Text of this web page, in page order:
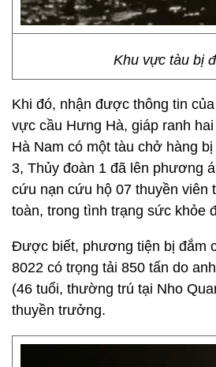
Khu vực tàu bị
Khi đó, nhận được thông tin
vực cầu Hưng Hà, giáp ranh
Hà Nam có một tàu chở hàng
3, Thủy đoàn 1 đã lên phương
cứu nạn cứu hộ 07 thuyền viên
toàn, trong tình trạng sức khỏe
Được biết, phương tiện bị đắm
8022 có trọng tải 850 tấn do
(46 tuổi, thường trú tại Nho
thuyền trưởng.